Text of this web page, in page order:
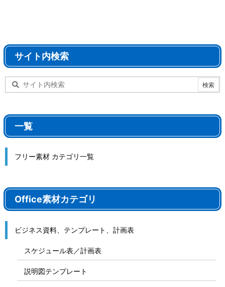
サイト内検索
一覧
フリー素材 カテゴリ一覧
Office素材カテゴリ
ビジネス資料、テンプレート、計画表
スケジュール表／計画表
説明図テンプレート